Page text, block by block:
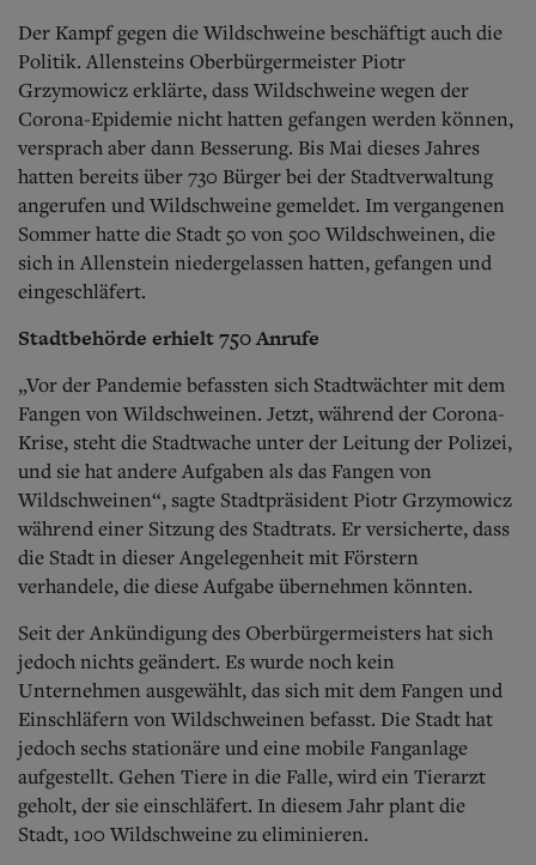
Abo Prämien
Archiv
Mediadaten
Kontakt
Impressum
Datenschutz
Der Kampf gegen die Wildschweine beschäftigt auch die
Politik. Allensteins Oberbürgermeister Piotr
Grzymowicz erklärte, dass Wildschweine wegen der
Corona-Epidemie nicht hatten gefangen werden können,
versprach aber dann Besserung. Bis Mai dieses Jahres
hatten bereits über 730 Bürger bei der Stadtverwaltung
angerufen und Wildschweine gemeldet. Im vergangenen
Sommer hatte die Stadt 50 von 500 Wildschweinen, die
sich in Allenstein niedergelassen hatten, gefangen und
eingeschläfert.
Stadtbehörde erhielt 750 Anrufe
„Vor der Pandemie befassten sich Stadtwächter mit dem
Fangen von Wildschweinen. Jetzt, während der Corona-
Krise, steht die Stadtwache unter der Leitung der Polizei,
und sie hat andere Aufgaben als das Fangen von
Wildschweinen“, sagte Stadtpräsident Piotr Grzymowicz
während einer Sitzung des Stadtrats. Er versicherte, dass
die Stadt in dieser Angelegenheit mit Förstern
verhandele, die diese Aufgabe übernehmen könnten.
Seit der Ankündigung des Oberbürgermeisters hat sich
jedoch nichts geändert. Es wurde noch kein
Unternehmen ausgewählt, das sich mit dem Fangen und
Einschläfern von Wildschweinen befasst. Die Stadt hat
jedoch sechs stationäre und eine mobile Fanganlage
aufgestellt. Gehen Tiere in die Falle, wird ein Tierarzt
geholt, der sie einschläfert. In diesem Jahr plant die
Stadt, 100 Wildschweine zu eliminieren.